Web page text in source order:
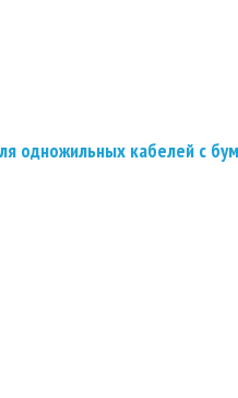
одножильных кабелей с